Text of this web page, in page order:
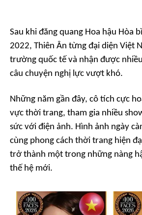
Sau khi đăng quang Hoa hậu Hòa
2022, Thiên Ân từng đại diện Việt
trường quốc tế và nhận được
câu chuyện nghị lực vượt khó.
Những năm gần đây, cô tích cực
vực thời trang, tham gia nhiều
sức với điện ảnh. Hình ảnh ngày
cùng phong cách thời trang hiện
trở thành một trong những nàng
thế hệ mới.